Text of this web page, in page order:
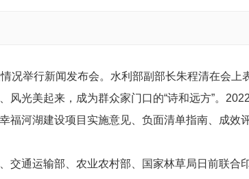
况举行新闻发布会。水利部副部长朱程清在会
风光美起来，成为群众家门口的“诗和远方”。
福河湖建设项目实施意见、负面清单指南、成
交通运输部、农业农村部、国家林草局日前联